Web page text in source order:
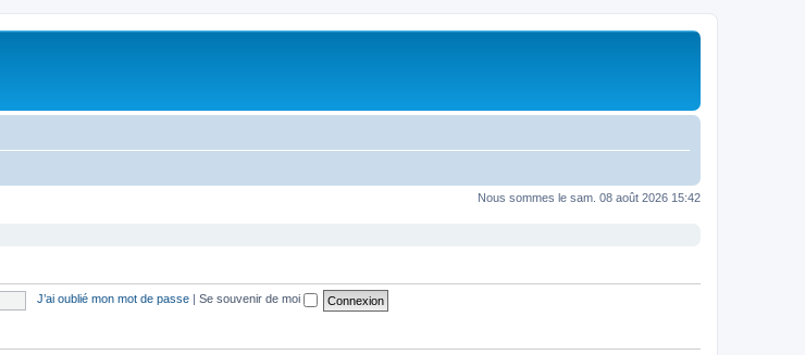
Nous sommes le sam. 08 août 2026 15:42
J’ai oublié mon mot de passe Se souvenir de moi